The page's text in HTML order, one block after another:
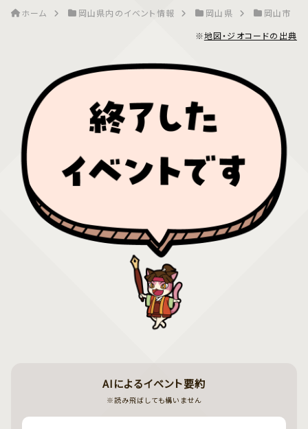
ホーム 岡山県内のイベント情報 岡山県
岡山市
※地図・ジオコードの出典
AIによるイベント要約
※読み飛ばしても構いません